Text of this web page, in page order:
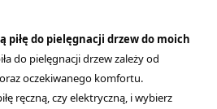
piłę do pielęgnacji drzew do moich
do pielęgnacji drzew zależy od
oczekiwanego komfortu.
ręczną, czy elektryczną, i wybierz